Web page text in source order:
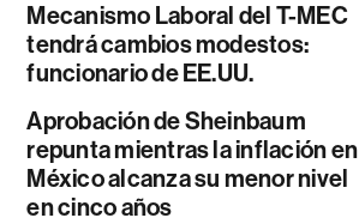
Mecanismo Laboral del T-MEC
tendrá cambios modestos:
funcionario de EE.UU.
Aprobación de Sheinbaum
repunta mientras la inflación en
México alcanza su menor nivel
en cinco años